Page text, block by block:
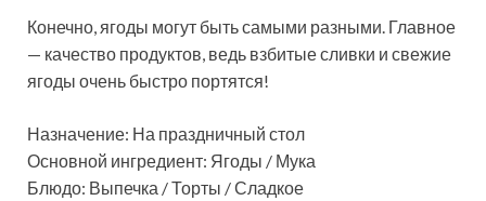
Конечно, ягоды могут быть самыми разными. Главное
— качество продуктов, ведь взбитые сливки и свежие
ягоды очень быстро портятся!
Назначение: На праздничный стол
Основной ингредиент: Ягоды / Мука
Блюдо: Выпечка / Торты / Сладкое